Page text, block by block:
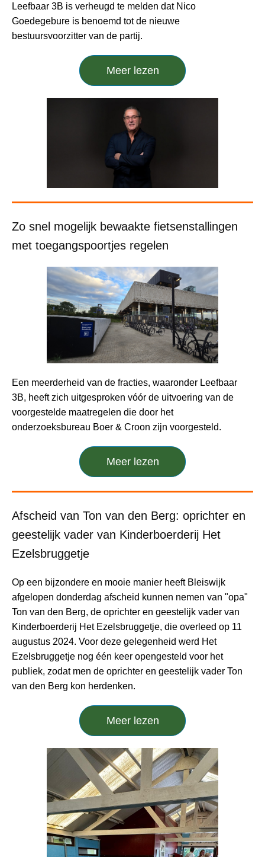
Leefbaar 3B is verheugd te melden dat Nico
Goedegebure is benoemd tot de nieuwe
bestuursvoorzitter van de partij.
Meer lezen
Zo snel mogelijk bewaakte fietsenstallingen
met toegangspoortjes regelen
Een meerderheid van de fracties, waaronder Leefbaar
3B, heeft zich uitgesproken vóór de uitvoering van de
voorgestelde maatregelen die door het
onderzoeksbureau Boer & Croon zijn voorgesteld.
Meer lezen
Afscheid van Ton van den Berg: oprichter en
geestelijk vader van Kinderboerderij Het
Ezelsbruggetje
Op een bijzondere en mooie manier heeft Bleiswijk
afgelopen donderdag afscheid kunnen nemen van "opa"
Ton van den Berg, de oprichter en geestelijk vader van
Kinderboerderij Het Ezelsbruggetje, die overleed op 11
augustus 2024. Voor deze gelegenheid werd Het
Ezelsbruggetje nog één keer opengesteld voor het
publiek, zodat men de oprichter en geestelijk vader Ton
van den Berg kon herdenken.
Meer lezen